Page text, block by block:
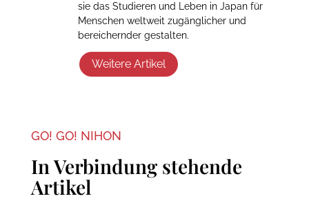
sie das Studieren und Leben in Japan für
Menschen weltweit zugänglicher und
bereichernder gestalten.
Weitere Artikel
GO! GO! NIHON
In Verbindung stehende
Artikel